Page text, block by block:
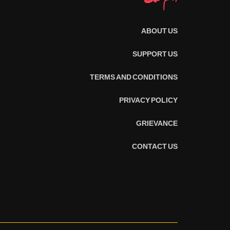
ABOUT US
SUPPORT US
TERMS AND CONDITIONS
PRIVACY POLICY
GRIEVANCE
CONTACT US